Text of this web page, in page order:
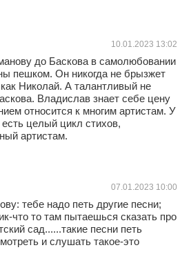
10.01.2023 13:02
до Баскова в самолюбовании
пешком. Он никогда не брызжет
Николай. А талантливый не
Владислав знает себе цену
относится к многим артистам. У
есть целый цикл стихов,
артистам.
07.01.2023 10:00
тебе надо петь другие песни;
что то там пытаешься сказать про
сад......такие песни петь
и слушать такое-это